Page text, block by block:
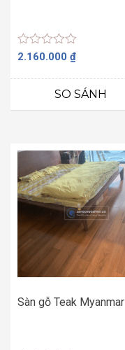
Được
hạng
sao
2.160.000 ₫
SO SÁNH
Sàn gỗ Teak Myanmar